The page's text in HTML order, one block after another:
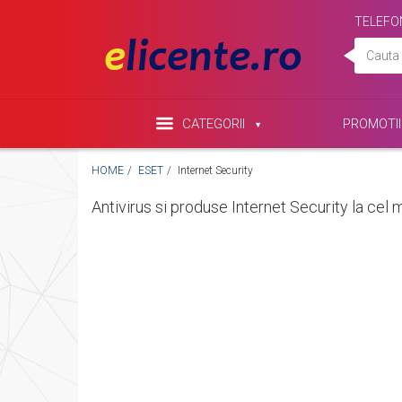
CATEGORII PROMOTII
HOME ESET Internet Security
Antivirus si produse Internet Security la cel